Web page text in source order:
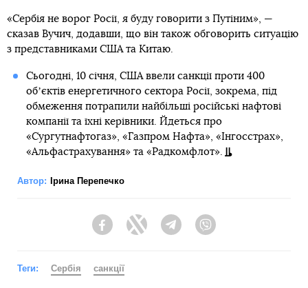
«Сербія не ворог Росії, я буду говорити з Путіним», —
сказав Вучич, додавши, що він також обговорить ситуацію
з представниками США та Китаю.
Сьогодні, 10 січня, США ввели санкції проти 400
обʼєктів енергетичного сектора Росії, зокрема, під
обмеження потрапили найбільші російські нафтові
компанії та їхні керівники. Йдеться про
«Сургутнафтогаз», «Газпром Нафта», «Інгосстрах»,
«Альфастрахування» та «Радкомфлот».
Автор: Ірина Перепечко
FacebookTwitter Telegram
Теги: Сербія санкції